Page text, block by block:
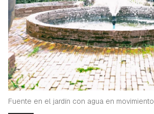
Fuente en el jardín con agua en movimiento.